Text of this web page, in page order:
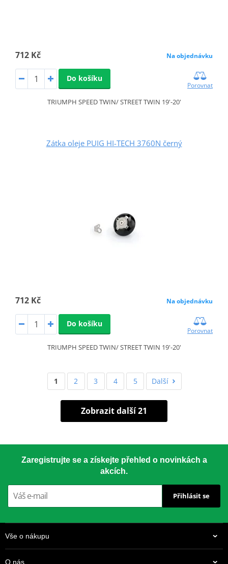
712 Kč Na objednávku
Do košíku
Porovnat
TRIUMPH SPEED TWIN/ STREET TWIN 19'-20'
Zátka oleje PUIG HI-TECH 3760N černý
712 Kč Na objednávku
Do košíku
Porovnat
TRIUMPH SPEED TWIN/ STREET TWIN 19'-20'
1 2 3 4 5 Další
Zobrazit další 21
Zaregistrujte se a získejte přehled o novinkách a
akcích.
Přihlásit se
Vše o nákupu
O nás